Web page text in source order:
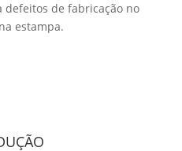
defeitos de fabricação no
estampa.